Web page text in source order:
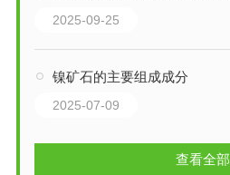
2025-09-25
镍矿石的主要组成成分
2025-07-09
查看全部